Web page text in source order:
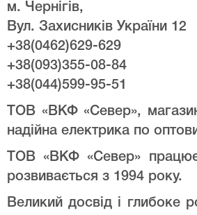
м. Чернігів,
Вул. Захисників України 12
+38(0462)629-629
+38(093)355-08-84
+38(044)599-95-51
ТОВ «ВКФ «Север»,
надійна електрика по
ТОВ «ВКФ «Север»
розвивається з 1994 року.
Великий досвід і глибоке